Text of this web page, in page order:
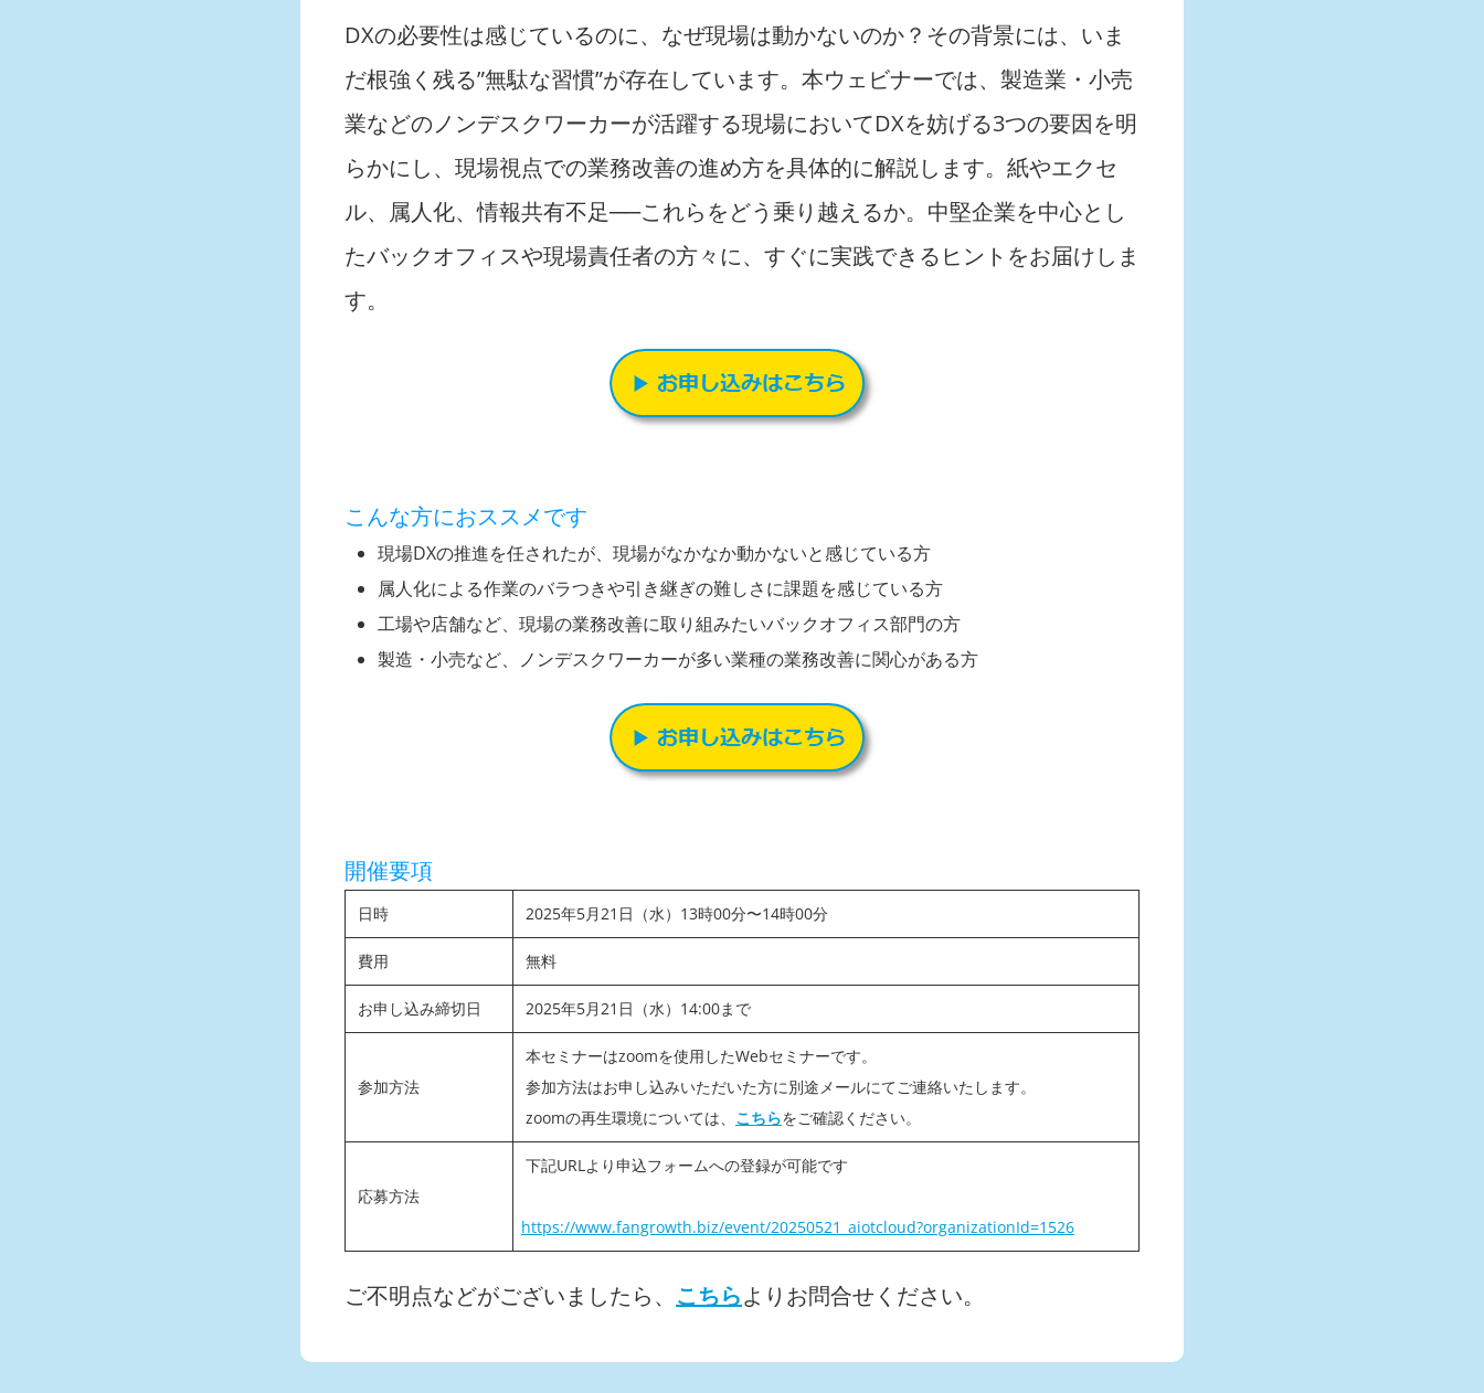
DXの必要性は感じているのに、なぜ現場は動かないのか？その背景には、いま
だ根強く残る”無駄な習慣”が存在しています。本ウェビナーでは、製造業・小売
業などのノンデスクワーカーが活躍する現場においてDXを妨げる3つの要因を明
らかにし、現場視点での業務改善の進め方を具体的に解説します。紙やエクセ
ル、属人化、情報共有不足──これらをどう乗り越えるか。中堅企業を中心とし
たバックオフィスや現場責任者の方々に、すぐに実践できるヒントをお届けしま
す。
こんな方におススメです
現場DXの推進を任されたが、現場がなかなか動かないと感じている方
属人化による作業のバラつきや引き継ぎの難しさに課題を感じている方
工場や店舗など、現場の業務改善に取り組みたいバックオフィス部門の方
製造・小売など、ノンデスクワーカーが多い業種の業務改善に関心がある方
開催要項
日時 2025年5月21日（水）13時00分〜14時00分
費用 無料
お申し込み締切日 2025年5月21日（水）14:00まで
参加方法
本セミナーはzoomを使用したWebセミナーです。
参加方法はお申し込みいただいた方に別途メールにてご連絡いたします。
zoomの再生環境については、 こちらをご確認ください。
応募方法
下記URLより申込フォームへの登録が可能です
https://www.fangrowth.biz/event/20250521_aiotcloud?organizationId=1526
ご不明点などがございましたら、 こちらよりお問合せください。